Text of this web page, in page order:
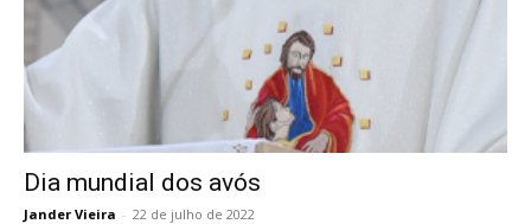
Dia mundial dos avós
Jander Vieira - 22 de julho de 2022